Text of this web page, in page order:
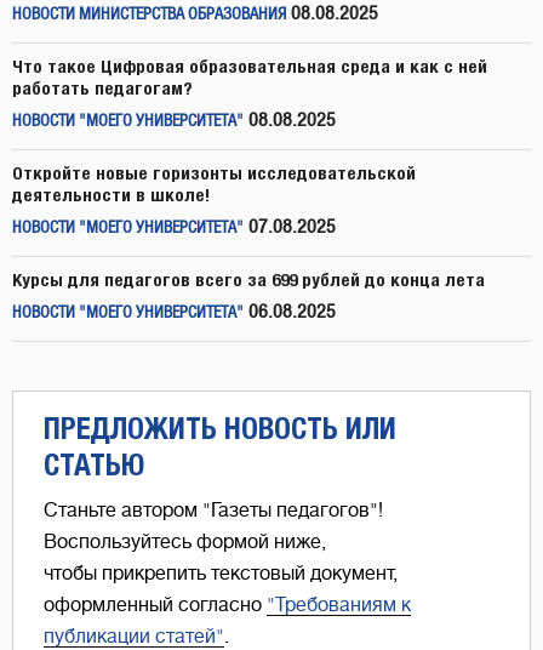
НОВОСТИ МИНИСТЕРСТВА ОБРАЗОВАНИЯ 08.08.2025
Что такое Цифровая образовательная среда и как с ней
работать педагогам?
НОВОСТИ "МОЕГО УНИВЕРСИТЕТА" 08.08.2025
Откройте новые горизонты исследовательской
деятельности в школе!
НОВОСТИ "МОЕГО УНИВЕРСИТЕТА" 07.08.2025
Курсы для педагогов всего за 699 рублей до конца лета
НОВОСТИ "МОЕГО УНИВЕРСИТЕТА" 06.08.2025
ПРЕДЛОЖИТЬ НОВОСТЬ ИЛИ
СТАТЬЮ
Станьте автором "Газеты педагогов"!
Воспользуйтесь формой ниже,
чтобы прикрепить текстовый документ,
оформленный согласно "Требованиям к
публикации статей".